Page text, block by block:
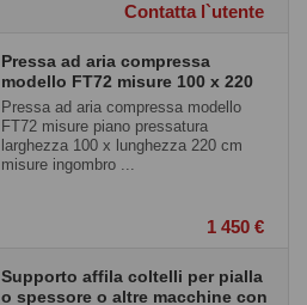
Contatta l`utente
Pressa ad aria compressa
modello FT72 misure 100 x 220
Pressa ad aria compressa modello
FT72 misure piano pressatura
larghezza 100 x lunghezza 220 cm
misure ingombro ...
1 450 €
Supporto affila coltelli per pialla
o spessore o altre macchine con